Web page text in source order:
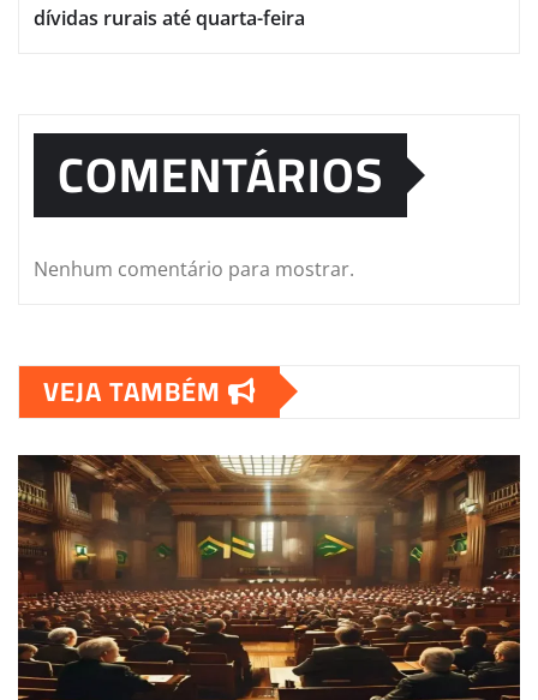
dívidas rurais até quarta-feira
COMENTÁRIOS
Nenhum comentário para mostrar.
VEJA TAMBÉM